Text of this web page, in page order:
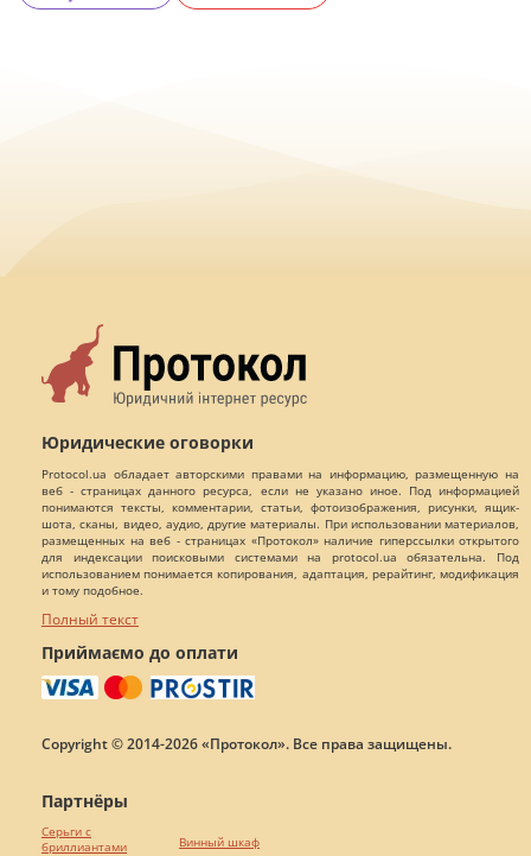
Юридические оговорки
Protocol.ua обладает авторскими правами на информацию, размещенную на
веб - страницах данного ресурса, если не указано иное. Под информацией
понимаются тексты, комментарии, статьи, фотоизображения, рисунки, ящик-
шота, сканы, видео, аудио, другие материалы. При использовании материалов,
размещенных на веб - страницах «Протокол» наличие гиперссылки открытого
для индексации поисковыми системами на protocol.ua обязательна. Под
использованием понимается копирования, адаптация, рерайтинг, модификация
и тому подобное.
Полный текст
Приймаємо до оплати
Copyright © 2014-2026 «Протокол». Все права защищены.
Партнёры
Серьги с
бриллиантами
Винный шкаф